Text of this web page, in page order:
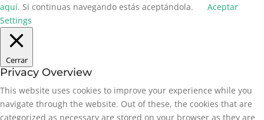
aquí. Si continuas navegando estás aceptándola.
Aceptar
Settings
Cerrar
Privacy Overview
This website uses cookies to improve your experience while you
navigate through the website. Out of these, the cookies that are
categorized as necessary are stored on your browser as they are